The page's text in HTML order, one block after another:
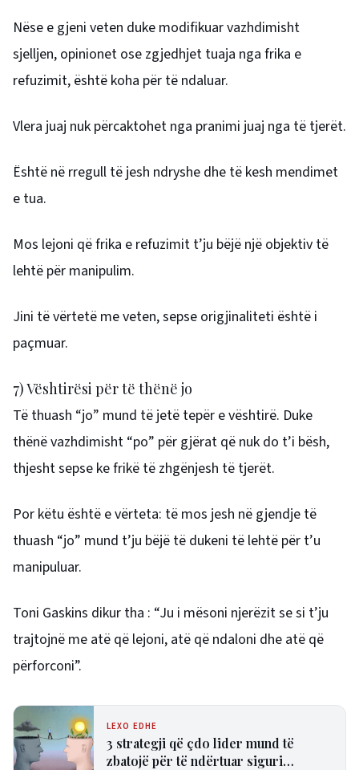
Nëse e gjeni veten duke modifikuar vazhdimisht
sjelljen, opinionet ose zgjedhjet tuaja nga frika e
refuzimit, është koha për të ndaluar.
Vlera juaj nuk përcaktohet nga pranimi juaj nga të tjerët.
Është në rregull të jesh ndryshe dhe të kesh mendimet
e tua.
Mos lejoni që frika e refuzimit t’ju bëjë një objektiv të
lehtë për manipulim.
Jini të vërtetë me veten, sepse origjinaliteti është i
paçmuar.
7) Vështirësi për të thënë jo
Të thuash “jo” mund të jetë tepër e vështirë. Duke
thënë vazhdimisht “po” për gjërat që nuk do t’i bësh,
thjesht sepse ke frikë të zhgënjesh të tjerët.
Por këtu është e vërteta: të mos jesh në gjendje të
thuash “jo” mund t’ju bëjë të dukeni të lehtë për t’u
manipuluar.
Toni Gaskins dikur tha : “Ju i mësoni njerëzit se si t’ju
trajtojnë me atë që lejoni, atë që ndaloni dhe atë që
përforconi”.
LEXO EDHE
3 strategji që çdo lider mund të
zbatojë për të ndërtuar siguri